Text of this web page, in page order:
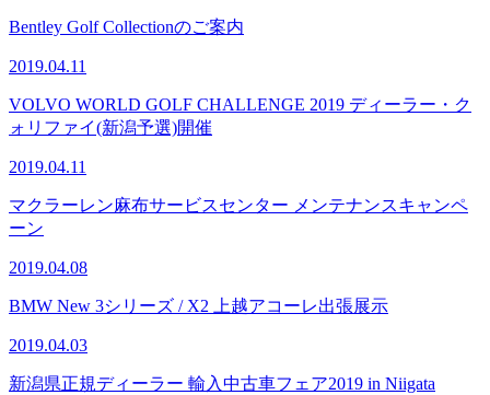
Bentley Golf Collectionのご案内
2019.04.11
VOLVO WORLD GOLF CHALLENGE 2019 ディーラー・ク
ォリファイ(新潟予選)開催
2019.04.11
マクラーレン麻布サービスセンター メンテナンスキャンペ
ーン
2019.04.08
BMW New 3シリーズ / X2 上越アコーレ出張展示
2019.04.03
新潟県正規ディーラー 輸入中古車フェア2019 in Niigata